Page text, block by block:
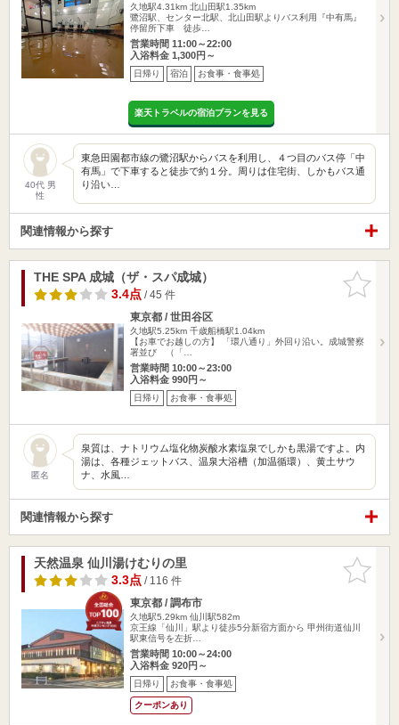
久地駅4.31km 北山田駅1.35km
鷺沼駅、センター北駅、北山田駅よりバス利用『中有馬』
停留所下車 徒歩…
営業時間 11:00～22:00
入浴料金 1,300円～
日帰り 宿泊 お食事・食事処
楽天トラベルの宿泊プランを見る
40代 男
性
東急田園都市線の鷺沼駅からバスを利用し、４つ目のバス停「中
有馬」で下車すると徒歩で約１分。周りは住宅街、しかもバス通
り沿い…
関連情報から探す
お気に入
りに追加
THE SPA 成城（ザ・スパ成城）
3.4点/ 45 件
東京都 / 世田谷区
久地駅5.25km 千歳船橋駅1.04km
【お車でお越しの方】 「環八通り」外回り沿い。成城警察
署並び （「…
営業時間 10:00～23:00
入浴料金 990円～
日帰り お食事・食事処
匿名
泉質は、ナトリウム塩化物炭酸水素塩泉でしかも黒湯ですよ。内
湯は、各種ジェットバス、温泉大浴槽（加温循環）、黄土サウ
ナ、水風…
関連情報から探す
お気に入
りに追加
天然温泉 仙川湯けむりの里
3.3点/ 116 件
東京都 / 調布市
久地駅5.29km 仙川駅582m
京王線「仙川」駅より徒歩5分新宿方面から 甲州街道仙川
駅東信号を左折…
営業時間 10:00～24:00
入浴料金 920円～
日帰り お食事・食事処
クーポンあり